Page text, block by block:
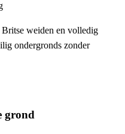
weiden en volledig
ondergronds zonder
grond